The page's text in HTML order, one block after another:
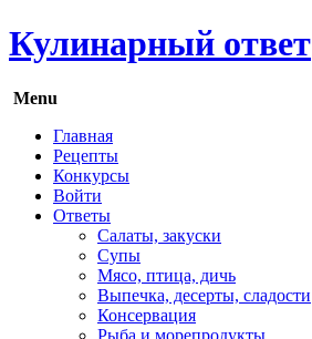
Кулинарный ответ
Menu
Главная
Рецепты
Конкурсы
Войти
Ответы
Салаты, закуски
Супы
Мясо, птица, дичь
Выпечка, десерты, сладости
Консервация
Рыба и морепродукты